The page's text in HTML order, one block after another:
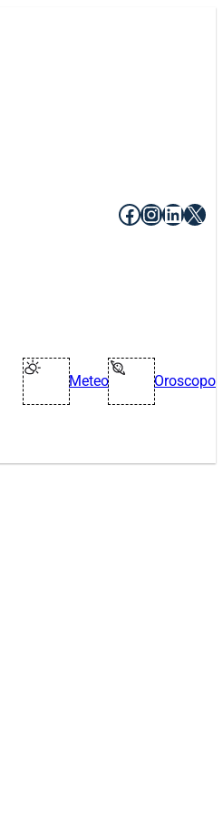
Facebook
X
Meteo Oroscopo